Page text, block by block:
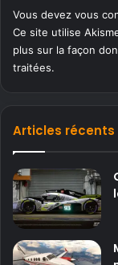
Vous devez vous
Ce site utilise
plus sur la façon
traitées.
Articles récents